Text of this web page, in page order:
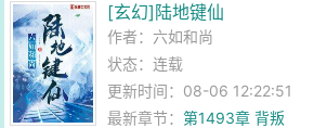
[玄幻]陆地键仙
作者： 六如和尚
状态：连载
更新时间：08-06 12:22:51
最新章节：第1493章 背叛